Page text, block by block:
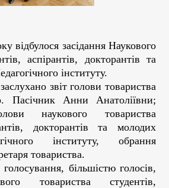
відбулося засідання Наукового
аспірантів, докторантів та
інституту.
звіт голови товариства
Пасічник Анни Анатоліївни;
наукового товариства
докторантів та молодих
інституту, обрання
товариства.
більшістю голосів,
товариства студентів,